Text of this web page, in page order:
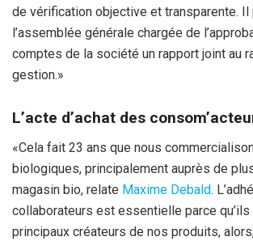
de vérification objective et transparente. Il
l’assemblée générale chargée de
comptes de la société un rapport joint au
gestion.»
L’acte d’achat des
«Cela fait 23 ans que nous
biologiques, principalement auprès de
magasin bio, relate Maxime Debald.
collaborateurs est essentielle parce
principaux créateurs de nos produits,